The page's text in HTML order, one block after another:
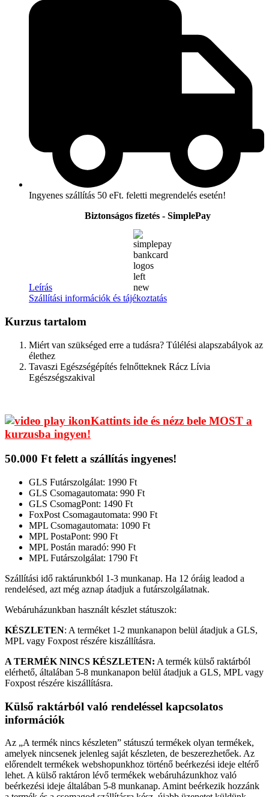
Ingyenes szállítás 50 eFt. feletti megrendelés esetén!
Biztonságos fizetés - SimplePay
Leírás
Szállítási információk és tájékoztatás
Kurzus tartalom
Miért van szükséged erre a tudásra? Túlélési alapszabályok az
élethez
Tavaszi Egészségépítés felnőtteknek Rácz Lívia
Egészségszakival
Kattints ide és nézz bele MOST a
kurzusba ingyen!
50.000 Ft felett a szállítás ingyenes!
GLS Futárszolgálat: 1990 Ft
GLS Csomagautomata: 990 Ft
GLS CsomagPont: 1490 Ft
FoxPost Csomagautomata: 990 Ft
MPL Csomagautomata: 1090 Ft
MPL PostaPont: 990 Ft
MPL Postán maradó: 990 Ft
MPL Futárszolgálat: 1790 Ft
Szállítási idő raktárunkból 1-3 munkanap. Ha 12 óráig leadod a
rendelésed, azt még aznap átadjuk a futárszolgálatnak.
Webáruházunkban használt készlet státuszok:
KÉSZLETEN: A terméket 1-2 munkanapon belül átadjuk a GLS,
MPL vagy Foxpost részére kiszállításra.
A TERMÉK NINCS KÉSZLETEN: A termék külső raktárból
elérhető, általában 5-8 munkanapon belül átadjuk a GLS, MPL vagy
Foxpost részére kiszállításra.
Külső raktárból való rendeléssel kapcsolatos
információk
Az „A termék nincs készleten” státuszú termékek olyan termékek,
amelyek nincsenek jelenleg saját készleten, de beszerezhetőek. Az
előrendelt termékek webshopunkhoz történő beérkezési ideje eltérő
lehet. A külső raktáron lévő termékek webáruházunkhoz való
beérkezési ideje általában 5-8 munkanap. Amint beérkezik hozzánk